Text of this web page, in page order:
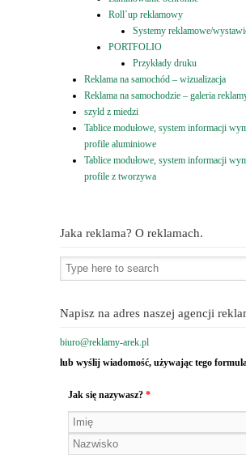
Roll`up reklamowy
Systemy reklamowe/
PORTFOLIO
Przykłady druku
Reklama na samochód – wizualizacja
Reklama na samochodzie – galeria
szyld z miedzi
Tablice modułowe, system informacji
profile aluminiowe
Tablice modułowe, system informacji
profile z tworzywa
Jaka reklama? O reklamach.
Napisz na adres naszej agencji
biuro@reklamy-arek.pl
lub wyślij wiadomość, używając tego
Jak się nazywasz? *